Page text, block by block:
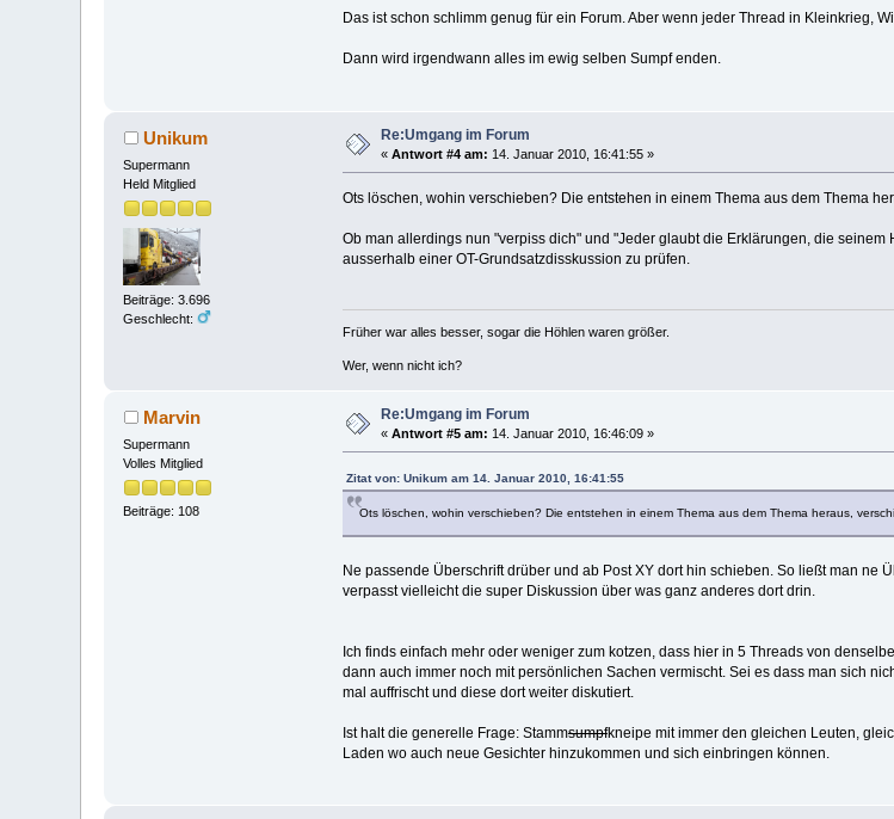
Das ist schon schlimm genug für ein Forum. Aber wenn jeder Thread in Kleinkrieg,
Dann wird irgendwann alles im ewig selben Sumpf enden.
Unikum
Supermann
Held Mitglied
Beiträge: 3.696
Geschlecht:
Re:Umgang im Forum
«Antwort #4 am: 14. Januar 2010, 16:41:55 »
Ots löschen, wohin verschieben? Die entstehen in einem Thema aus dem Thema
Ob man allerdings nun "verpiss dich" und "Jeder glaubt die Erklärungen, die
ausserhalb einer OT-Grundsatzdisskussion zu prüfen.
Früher war alles besser, sogar die Höhlen waren größer.
Wer, wenn nicht ich?
Marvin
Supermann
Volles Mitglied
Beiträge: 108
Re:Umgang im Forum
«Antwort #5 am: 14. Januar 2010, 16:46:09 »
Zitat von: Unikum am 14. Januar 2010, 16:41:55
Ots löschen, wohin verschieben? Die entstehen in einem Thema aus dem Thema heraus,
Ne passende Überschrift drüber und ab Post XY dort hin schieben. So ließt man
verpasst vielleicht die super Diskussion über was ganz anderes dort drin.
Ich finds einfach mehr oder weniger zum kotzen, dass hier in 5 Threads von
dann auch immer noch mit persönlichen Sachen vermischt. Sei es dass man sich
mal auffrischt und diese dort weiter diskutiert.
Ist halt die generelle Frage: Stammsumpfkneipe mit immer den gleichen Leuten,
Laden wo auch neue Gesichter hinzukommen und sich einbringen können.